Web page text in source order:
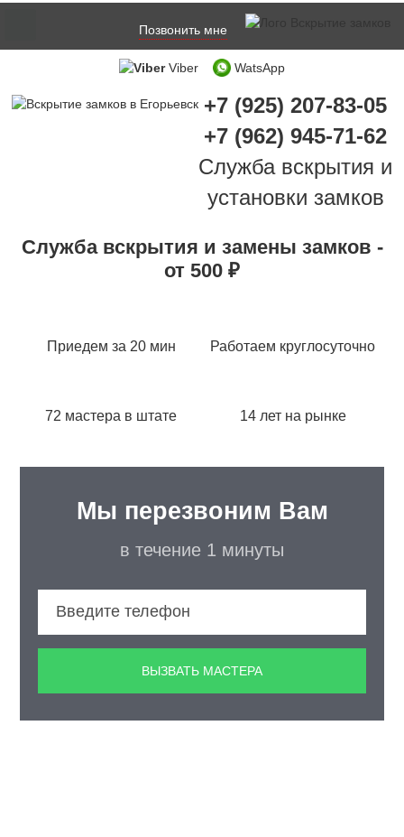
Позвонить мне
Viber WatsApp
+7 (925) 207-83-05
+7 (962) 945-71-62
Служба вскрытия и
установки замков
Служба вскрытия и замены замков -
от 500 ₽
Приедем за 20 мин Работаем круглосуточно
72 мастера в штате 14 лет на рынке
Мы перезвоним Вам
в течение 1 минуты